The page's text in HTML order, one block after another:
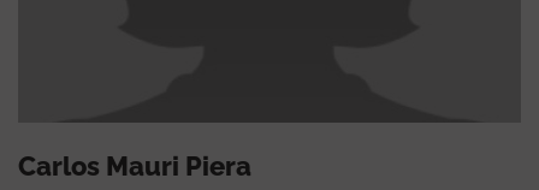
Carlos Mauri Piera